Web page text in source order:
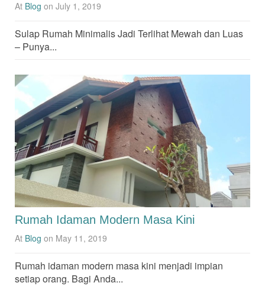
At Blog on July 1, 2019
Sulap Rumah Minimalis Jadi Terlihat Mewah dan Luas
– Punya...
Rumah Idaman Modern Masa Kini
At Blog on May 11, 2019
Rumah idaman modern masa kini menjadi impian
setiap orang. Bagi Anda...